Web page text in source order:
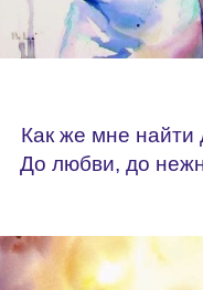
Как же мне найти
До любви, до